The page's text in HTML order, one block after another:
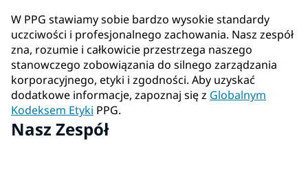
W PPG stawiamy sobie bardzo wysokie standardy
uczciwości i profesjonalnego zachowania. Nasz zespół
zna, rozumie i całkowicie przestrzega naszego
stanowczego zobowiązania do silnego zarządzania
korporacyjnego, etyki i zgodności. Aby uzyskać
dodatkowe informacje, zapoznaj się z Globalnym
Kodeksem Etyki PPG.
Nasz Zespół